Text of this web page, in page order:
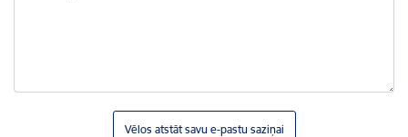
Vēlos atstāt savu e-pastu saziņai